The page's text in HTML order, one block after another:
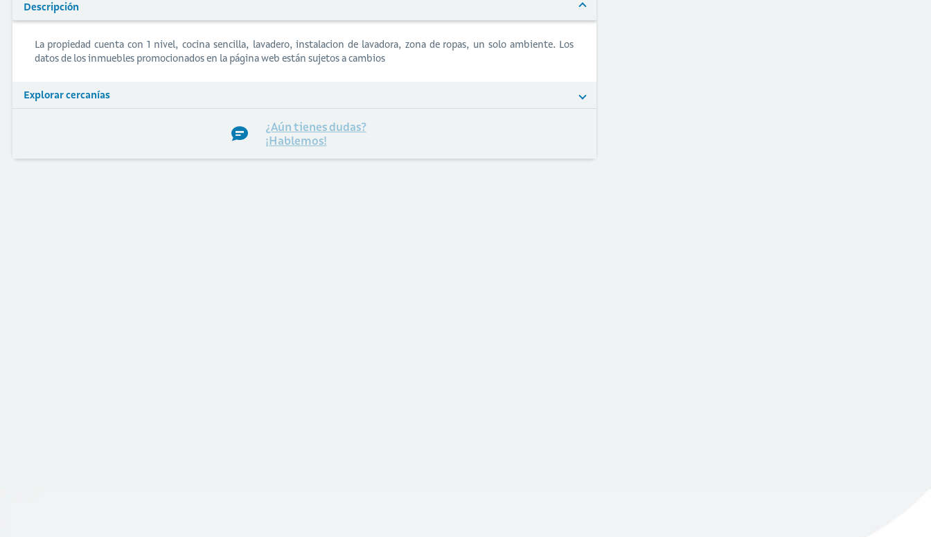
Descripción
La propiedad cuenta con 1 nivel, cocina sencilla, lavadero, instalacion de lavadora, zona de ropas, un solo ambiente. Los
datos de los inmuebles promocionados en la página web están sujetos a cambios
Explorar cercanías
¿Aún tienes dudas?
¡Hablemos!